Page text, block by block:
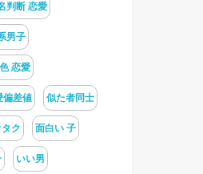
判断 恋愛
男子
恋愛
偏差値 似た者同士
ク 面白い 子
いい男